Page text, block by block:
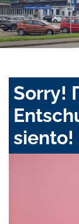
Sorry!
siento!